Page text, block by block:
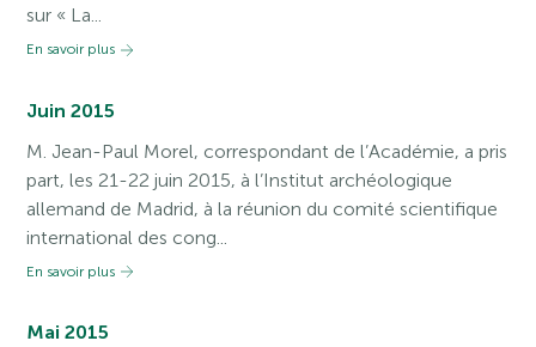
sur « La...
En savoir plus
Juin 2015
M. Jean-Paul Morel, correspondant de l’Académie, a pris
part, les 21-22 juin 2015, à l’Institut archéologique
allemand de Madrid, à la réunion du comité scientifique
international des cong...
En savoir plus
Mai 2015